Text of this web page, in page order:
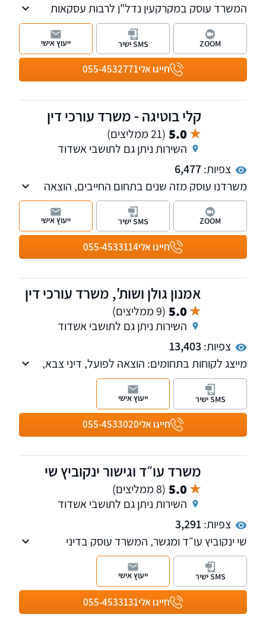
המשרד עוסק במקרקעין נדל"ן לרבות עסקאות
מכר דירה, ליקויי בניה, סכסוכי שכנים וכו'. בנוסף
המשרד עוסק בדיני ירושות וצוואות. עו"ד מאור
גרצנשטיין בוגר תוכנית המצטיינים משפטים וכלכלה
באוניברסיטה העברית בירושלים. המשרד מקבל
לקוחות באשקלון, אשדוד באר שבע ותל אביב.
חייגו אלי055-4532771
ZOOM SMS ישיר ייעוץ אישי
קלי בוטיגה - משרד עורכי דין
5.0 (21 ממליצים)
השירות ניתן גם לתושבי אשדוד
צפיות:6,477
משרדנו עוסק מזה שנים בתחום החייבים, הוצאה
לפועל, הסדרי חוב וחדלות פירעון (פשיטת רגל).
כמו כן משרדנו נותן שירות בתחום נזיקין, המשפט
האזרחי והליכי גישור. נשמח לקבוע פגישת ייעוץ
חייגו אלי055-4533114
ZOOM SMS ישיר ייעוץ אישי
אמנון גולן ושות', משרד עורכי דין
5.0 (9 ממליצים)
השירות ניתן גם לתושבי אשדוד
צפיות: 13,403
מייצג לקוחות בתחומים: הוצאה לפועל, דיני צבא,
תביעות נגד משרד הביטחון לרבות נפגעי חרדה
(P.T.S.Dׂ) ונזקי גוף. כמו כן, למשרד מחלקה
העוסקת בפלילי ותעבורה. שלוחות בתל אביב,
אשקלון וירושלים. חייגו אלי055-4533020
SMS ישיר ייעוץ אישי
משרד עו״ד וגישור ינקוביץ שי
5.0 (8 ממליצים)
השירות ניתן גם לתושבי אשדוד
צפיות:3,291
שי ינקוביץ עו״ד ומגשר, המשרד עוסק בדיני
משפחה, זכויות יוצרים ולשון הרע.
חייגו אלי055-4533131
SMS ישיר ייעוץ אישי